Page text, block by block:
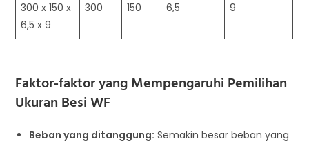
300 x 150 x
6,5 x 9
300 150 6,5 9
Faktor-faktor yang Mempengaruhi Pemilihan
Ukuran Besi WF
Beban yang ditanggung: Semakin besar beban yang